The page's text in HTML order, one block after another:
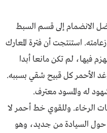
الانضمام إلى قسم السبط
استنتجت أن فترة المعارك
فيها، لم تكن مانعا أبدا
الأحمر كل قبيح شقي بسببه.
له والمسود معترف.
الرخاء. وللقوي خط أحمر لا
حول السيادة من جديد، وهو